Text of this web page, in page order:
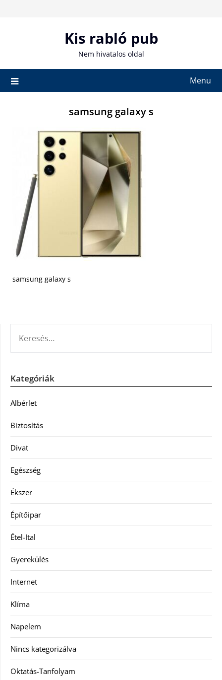
Kis rabló pub
Nem hivatalos oldal
Menu
samsung galaxy s
samsung galaxy s
Kategóriák
Albérlet
Biztosítás
Divat
Egészség
Ékszer
Építőipar
Étel-Ital
Gyerekülés
Internet
Klíma
Napelem
Nincs kategorizálva
Oktatás-Tanfolyam